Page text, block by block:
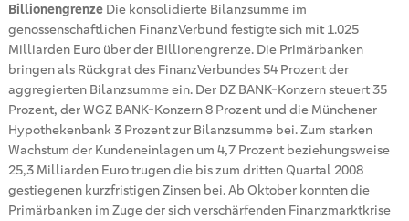
BillionengrenzeDie konsolidierte Bilanzsumme im
genossenschaftlichen FinanzVerbund festigte sich mit 1.025
Milliarden Euro über der Billionengrenze. Die Primärbanken
bringen als Rückgrat des FinanzVerbundes 54 Prozent der
aggregierten Bilanzsumme ein. Der DZ BANK-Konzern steuert 35
Prozent, der WGZ BANK-Konzern 8 Prozent und die Münchener
Hypothekenbank 3 Prozent zur Bilanzsumme bei. Zum starken
Wachstum der Kundeneinlagen um 4,7 Prozent beziehungsweise
25,3 Milliarden Euro trugen die bis zum dritten Quartal 2008
gestiegenen kurzfristigen Zinsen bei. Ab Oktober konnten die
Primärbanken im Zuge der sich verschärfenden Finanzmarktkrise